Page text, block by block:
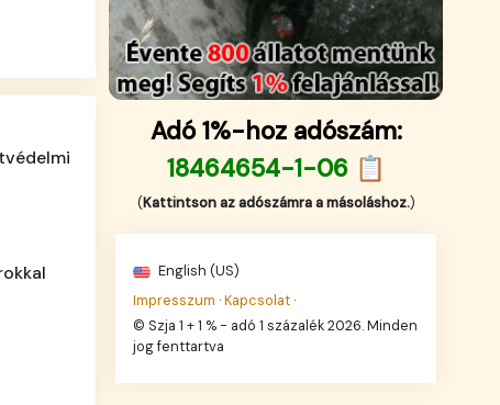
Adó 1%-hoz adószám:
18464654-1-06 📋
(Kattintson az adószámra a másoláshoz.)
English (US)
Impresszum ·Kapcsolat ·
© Szja 1 + 1 % - adó 1 százalék 2026. Minden
jog fenttartva